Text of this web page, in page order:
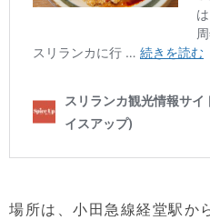
場所は、小田急線経堂駅か